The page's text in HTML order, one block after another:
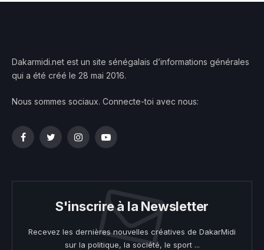
Dakarmidi.net est un site sénégalais d’informations générales
qui a été créé le 28 mai 2016.
Nous sommes sociaux. Connecte-toi avec nous:
FacebookTwitterInstagramYouTube
S'inscrire à la Newsletter
Recevez les dernières nouvelles créatives de DakarMidi
sur la politique, la société, le sport ...